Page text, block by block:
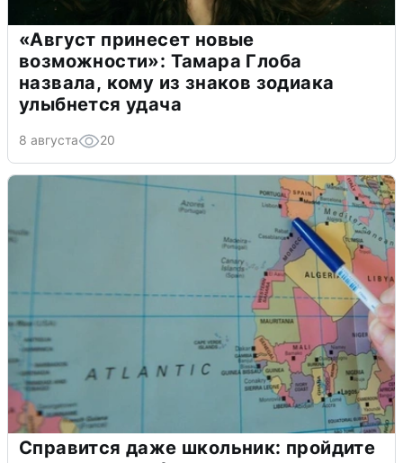
«Август принесет новые
возможности»: Тамара Глоба
назвала, кому из знаков зодиака
улыбнется удача
8 августа 20
Справится даже школьник: пройдите